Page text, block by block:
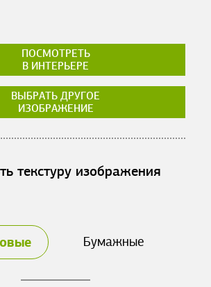
ПОСМОТРЕТЬ
В ИНТЕРЬЕРЕ
ВЫБРАТЬ ДРУГОЕ
ИЗОБРАЖЕНИЕ
текстуру изображения
Бумажные